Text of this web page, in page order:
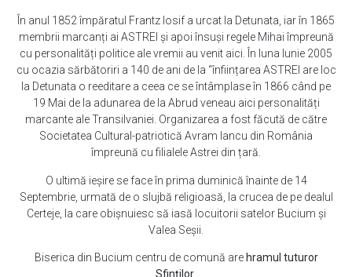
În anul 1852 împăratul Frantz Iosif a urcat la Detunata, iar în 1865
membrii marcanți ai ASTREI și apoi însuși regele Mihai împreună
cu personalități politice ale vremii au venit aici. În luna Iunie 2005
cu ocazia sărbătoriri a 140 de ani de la “înființarea ASTREI are loc
la Detunata o reeditare a ceea ce se întâmplase în 1866 când pe
19 Mai de la adunarea de la Abrud veneau aici personalități
marcante ale Transilvaniei. Organizarea a fost făcută de către
Societatea Cultural-patriotică Avram Iancu din România
împreună cu filialele Astrei din țară.
O ultimă ieșire se face în prima duminică înainte de 14
Septembrie, urmată de o slujbă religioasă, la crucea de pe dealul
Certeje, la care obișnuiesc să iasă locuitorii satelor Bucium și
Valea Seșii.
Biserica din Bucium centru de comună are hramul tuturor
Sfinților